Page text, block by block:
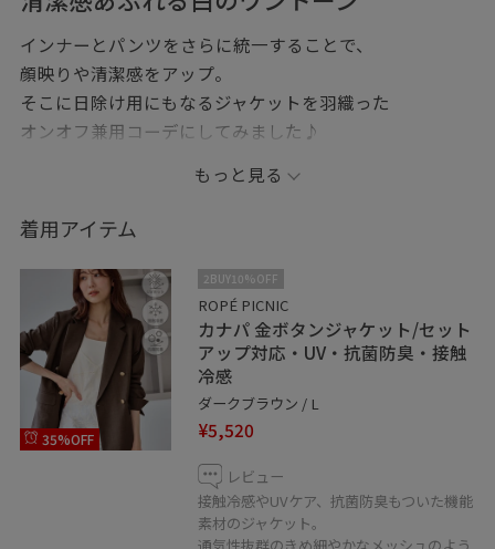
インナーとパンツをさらに統一することで、
顔映りや清潔感をアップ。
そこに日除け用にもなるジャケットを羽織った
オンオフ兼用コーデにしてみました♪
いつもご覧いただきありがとうございます♪
個人Instagramアカウントスタートしました！
iwabucci_ena
是非こちらのフォローもお願い致します⭐︎
もっと見る
着用アイテム
35%OFF
2BUY10%OFF
ROPÉ PICNIC
カナパ 金ボタンジャケット/セット
アップ対応・UV・抗菌防臭・接触
冷感
ダークブラウン / L
¥5,520
レビュー
接触冷感やUVケア、抗菌防臭もついた機能
素材のジャケット。